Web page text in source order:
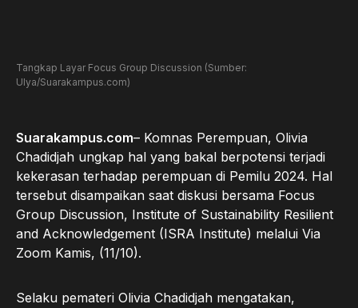
Tangkap Layar Focus Group Discussion (Sumber:
Ulya/Suarakampus.com)
Suarakampus.com– Komnas Perempuan, Olivia
Chadidjah ungkap hal yang bakal berpotensi terjadi
kekerasan terhadap perempuan di Pemilu 2024. Hal
tersebut disampaikan saat diskusi bersama Focus
Group Discussion, Institute of Sustainability Resilient
and Acknowledgement (ISRA Institute) melalui Via
Zoom Kamis, (11/10).
Selaku pemateri Olivia Chadidjah mengatakan,